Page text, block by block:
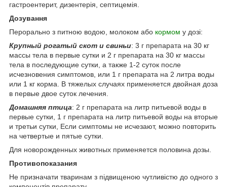
гастроентерит, дизентерія, септицемія.
Дозування
Перорально з питною водою, молоком або кормом у дозі:
Крупный рогатый скот и свиньи: 3 г препарата на 30 кг
массы тела в первые сутки и 2 г препарата на 30 кг массы
тела в последующие сутки, а также 1-2 суток после
исчезновения симптомов, или 1 г препарата на 2 литра воды
или 1 кг корма. В тяжелых случаях применяется двойная доза
в первые двое суток лечения.
Домашняя птица: 2 г препарата на литр питьевой воды в
первые сутки, 1 г препарата на литр питьевой воды на вторые
и третьи сутки, Если симптомы не исчезают, можно повторить
на четвертые и пятые сутки.
Для новорожденных животных применяется половина дозы.
Противопоказания
Не призначати тваринам з підвищеною чутливістю до одного з